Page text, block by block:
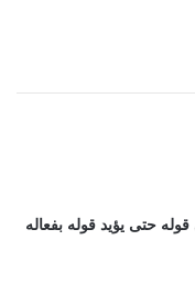
حتى يؤيد قوله بفعاله